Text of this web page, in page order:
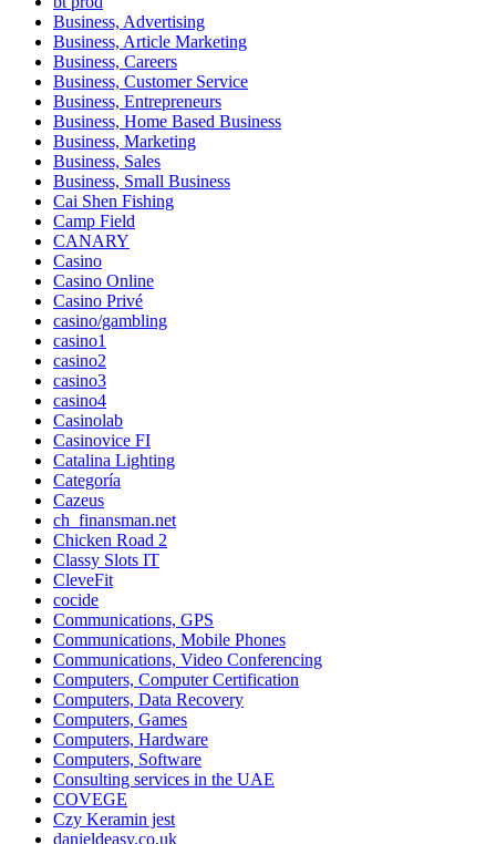
Business, Advertising
Business, Article Marketing
Business, Careers
Business, Customer Service
Business, Entrepreneurs
Business, Home Based Business
Business, Marketing
Business, Sales
Business, Small Business
Cai Shen Fishing
Camp Field
CANARY
Casino
Casino Online
Casino Privé
casino/gambling
casino1
casino2
casino3
casino4
Casinolab
Casinovice FI
Catalina Lighting
Categoría
Cazeus
ch_finansman.net
Chicken Road 2
Classy Slots IT
CleveFit
cocide
Communications, GPS
Communications, Mobile Phones
Communications, Video Conferencing
Computers, Computer Certification
Computers, Data Recovery
Computers, Games
Computers, Hardware
Computers, Software
Consulting services in the UAE
COVEGE
Czy Keramin jest
danieldeasy.co.uk